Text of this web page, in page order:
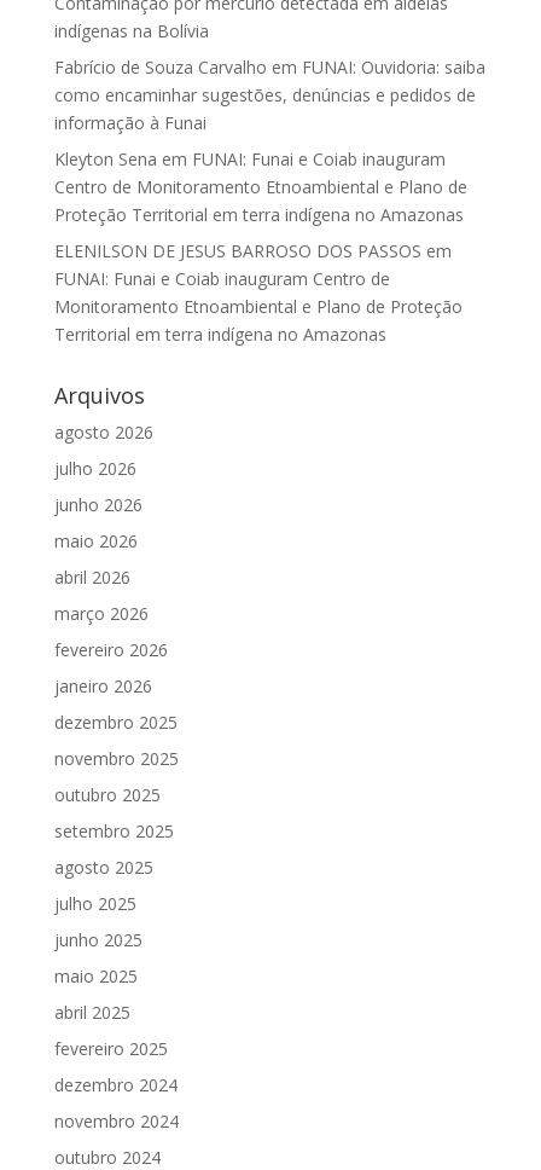
indígenas na Bolívia
Fabrício de Souza Carvalho em FUNAI: Ouvidoria: saiba
como encaminhar sugestões, denúncias e pedidos de
informação à Funai
Kleyton Sena em FUNAI: Funai e Coiab inauguram
Centro de Monitoramento Etnoambiental e Plano de
Proteção Territorial em terra indígena no Amazonas
ELENILSON DE JESUS BARROSO DOS PASSOS em
FUNAI: Funai e Coiab inauguram Centro de
Monitoramento Etnoambiental e Plano de Proteção
Territorial em terra indígena no Amazonas
Arquivos
agosto 2026
julho 2026
junho 2026
maio 2026
abril 2026
março 2026
fevereiro 2026
janeiro 2026
dezembro 2025
novembro 2025
outubro 2025
setembro 2025
agosto 2025
julho 2025
junho 2025
maio 2025
abril 2025
fevereiro 2025
dezembro 2024
novembro 2024
outubro 2024